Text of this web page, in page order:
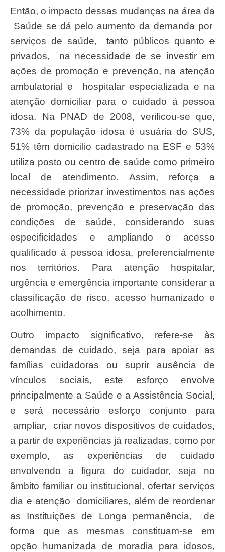
Então, o impacto dessas mudanças na área da
Saúde se dá pelo aumento da demanda por
serviços de saúde, tanto públicos quanto e
privados, na necessidade de se investir em
ações de promoção e prevenção, na atenção
ambulatorial e hospitalar especializada e na
atenção domiciliar para o cuidado á pessoa
idosa. Na PNAD de 2008, verificou-se que,
73% da população idosa é usuária do SUS,
51% têm domicilio cadastrado na ESF e 53%
utiliza posto ou centro de saúde como primeiro
local de atendimento. Assim, reforça a
necessidade priorizar investimentos nas ações
de promoção, prevenção e preservação das
condições de saúde, considerando suas
especificidades e ampliando o acesso
qualificado à pessoa idosa, preferencialmente
nos territórios. Para atenção hospitalar,
urgência e emergência importante considerar a
classificação de risco, acesso humanizado e
acolhimento.
Outro impacto significativo, refere-se às
demandas de cuidado, seja para apoiar as
famílias cuidadoras ou suprir ausência de
vínculos sociais, este esforço envolve
principalmente a Saúde e a Assistência Social,
e será necessário esforço conjunto para
ampliar, criar novos dispositivos de cuidados,
a partir de experiências já realizadas, como por
exemplo, as experiências de cuidado
envolvendo a figura do cuidador, seja no
âmbito familiar ou institucional, ofertar serviços
dia e atenção domiciliares, além de reordenar
as Instituições de Longa permanência, de
forma que as mesmas constituam-se em
opção humanizada de moradia para idosos,